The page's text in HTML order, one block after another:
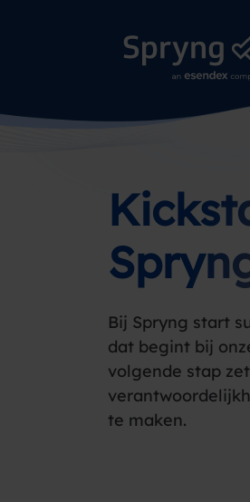
Bij Spryng start
dat begint bij
volgende stap
te maken.